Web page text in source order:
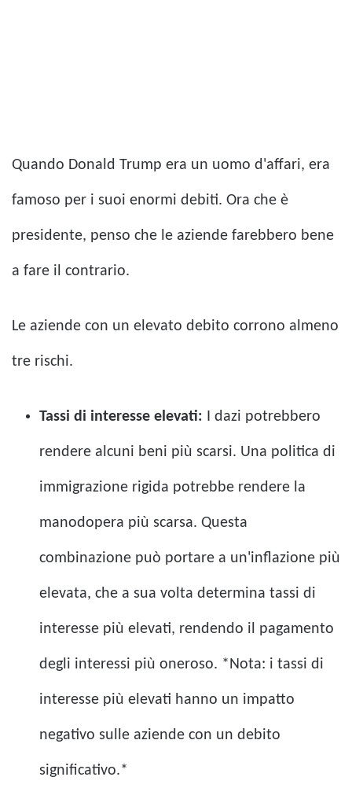
Quando Donald Trump era un uomo d'affari, era
famoso per i suoi enormi debiti. Ora che è
presidente, penso che le aziende farebbero bene
a fare il contrario.
Le aziende con un elevato debito corrono almeno
tre rischi.
Tassi di interesse elevati: I dazi potrebbero
rendere alcuni beni più scarsi. Una politica di
immigrazione rigida potrebbe rendere la
manodopera più scarsa. Questa
combinazione può portare a un'inflazione più
elevata, che a sua volta determina tassi di
interesse più elevati, rendendo il pagamento
degli interessi più oneroso. *Nota: i tassi di
interesse più elevati hanno un impatto
negativo sulle aziende con un debito
significativo.*